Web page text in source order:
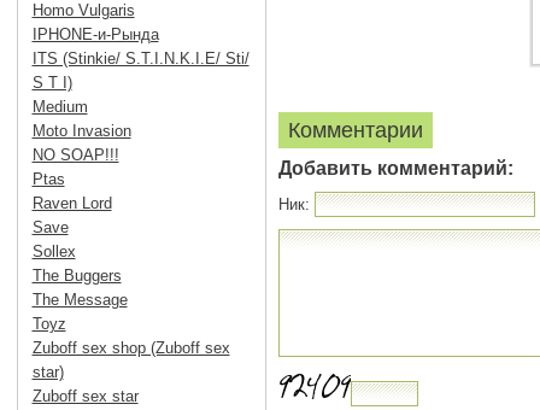
Комментарии
Добавить комментарий:
Ник:
Homo Vulgaris
IPHONE-и-Рында
ITS (Stinkie/ S.T.I.N.K.I.E/ Sti/
S T I)
Medium
Moto Invasion
NO SOAP!!!
Ptas
Raven Lord
Save
Sollex
The Buggers
The Message
Toyz
Zuboff sex shop (Zuboff sex
star)
Zuboff sex star